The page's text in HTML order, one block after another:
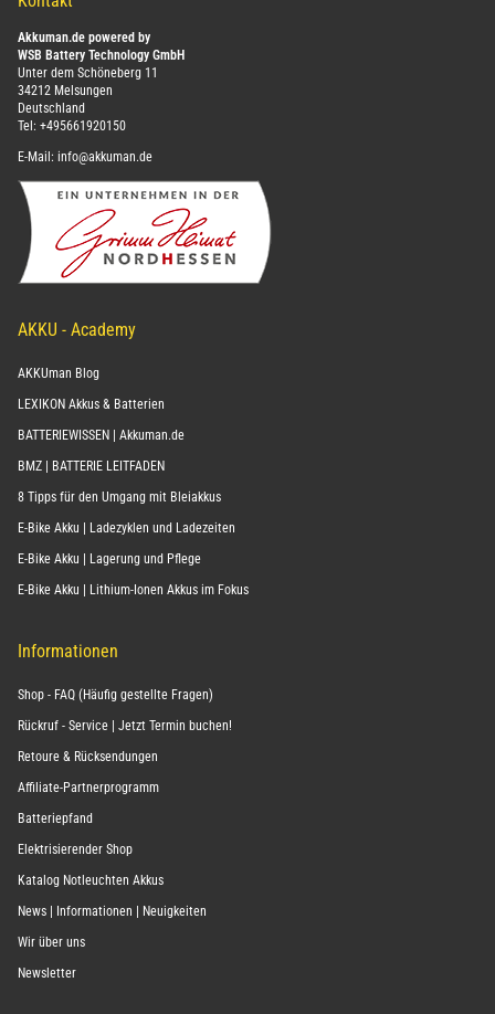
Akkuman.de powered by
WSB Battery Technology GmbH
Unter dem Schöneberg 11
34212 Melsungen
Deutschland
Tel: +495661920150
E-Mail: info@akkuman.de
AKKU - Academy
AKKUman Blog
LEXIKON Akkus & Batterien
BATTERIEWISSEN | Akkuman.de
BMZ | BATTERIE LEITFADEN
8 Tipps für den Umgang mit Bleiakkus
E-Bike Akku | Ladezyklen und Ladezeiten
E-Bike Akku | Lagerung und Pflege
E-Bike Akku | Lithium-Ionen Akkus im Fokus
Informationen
Shop - FAQ (Häufig gestellte Fragen)
Rückruf - Service | Jetzt Termin buchen!
Retoure & Rücksendungen
Affiliate-Partnerprogramm
Batteriepfand
Elektrisierender Shop
Katalog Notleuchten Akkus
News | Informationen | Neuigkeiten
Wir über uns
Newsletter